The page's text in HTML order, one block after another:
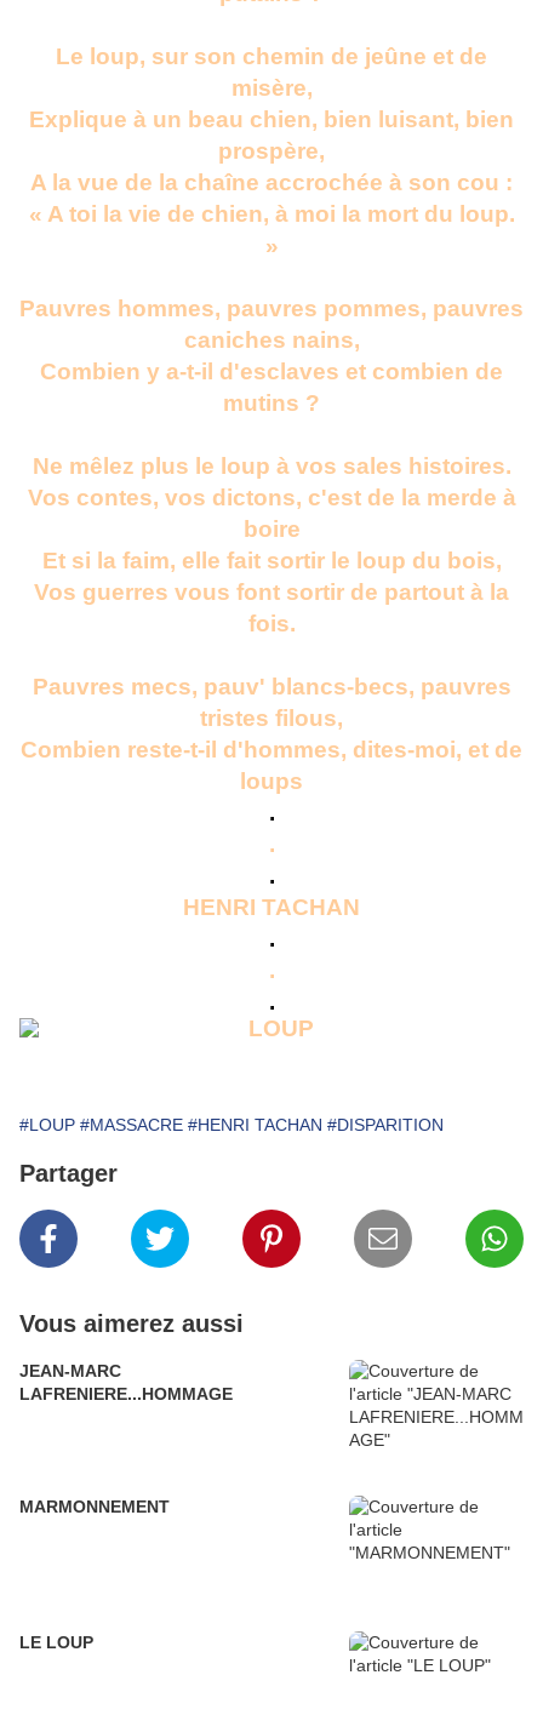
Le loup, sur son chemin de jeûne et de
misère,
Explique à un beau chien, bien luisant, bien
prospère,
A la vue de la chaîne accrochée à son cou :
« A toi la vie de chien, à moi la mort du loup.
»
Pauvres hommes, pauvres pommes, pauvres
caniches nains,
Combien y a-t-il d'esclaves et combien de
mutins ?
Ne mêlez plus le loup à vos sales histoires.
Vos contes, vos dictons, c'est de la merde à
boire
Et si la faim, elle fait sortir le loup du bois,
Vos guerres vous font sortir de partout à la
fois.
Pauvres mecs, pauv' blancs-becs, pauvres
tristes filous,
Combien reste-t-il d'hommes, dites-moi, et de
loups
.
.
.
HENRI TACHAN
.
.
.
#LOUP #MASSACRE #HENRI TACHAN #DISPARITION
Partager
Vous aimerez aussi
JEAN-MARC
LAFRENIERE...HOMMAGE
MARMONNEMENT
LE LOUP